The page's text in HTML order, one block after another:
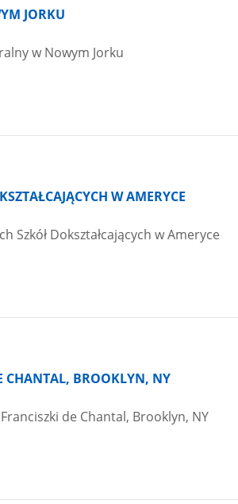
JORKU
w Nowym Jorku
W AMERYCE
Szkół Dokształcających w Ameryce
CHANTAL, BROOKLYN, NY
de Chantal, Brooklyn, NY